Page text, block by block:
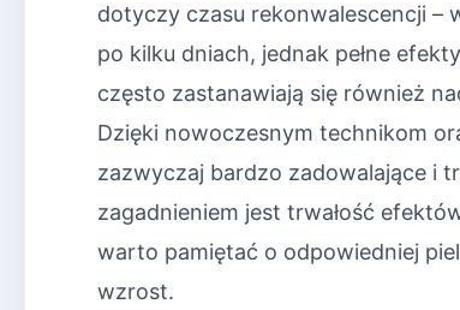
dotyczy czasu rekonwalescencji –
po kilku dniach, jednak pełne
często zastanawiają się również
Dzięki nowoczesnym technikom
zazwyczaj bardzo zadowalające i
zagadnieniem jest trwałość
warto pamiętać o odpowiedniej
wzrost.